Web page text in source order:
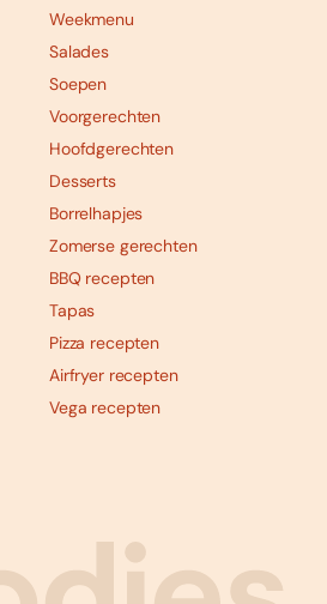
Abonneren
Weekmenu
Salades
Soepen
Voorgerechten
Hoofdgerechten
Desserts
Borrelhapjes
Zomerse gerechten
BBQ recepten
Tapas
Pizza recepten
Airfryer recepten
Vega recepten